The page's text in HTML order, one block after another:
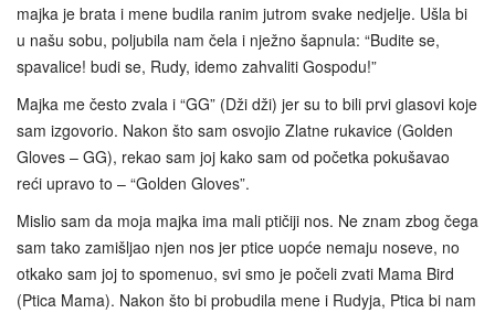
majka je brata i mene budila ranim jutrom svake nedjelje. Ušla bi
u našu sobu, poljubila nam čela i nježno šapnula: “Budite se,
spavalice! budi se, Rudy, idemo zahvaliti Gospodu!”
Majka me često zvala i “GG” (Dži dži) jer su to bili prvi glasovi koje
sam izgovorio. Nakon što sam osvojio Zlatne rukavice (Golden
Gloves – GG), rekao sam joj kako sam od početka pokušavao
reći upravo to – “Golden Gloves”.
Mislio sam da moja majka ima mali ptičiji nos. Ne znam zbog čega
sam tako zamišljao njen nos jer ptice uopće nemaju noseve, no
otkako sam joj to spomenuo, svi smo je počeli zvati Mama Bird
(Ptica Mama). Nakon što bi probudila mene i Rudyja, Ptica bi nam